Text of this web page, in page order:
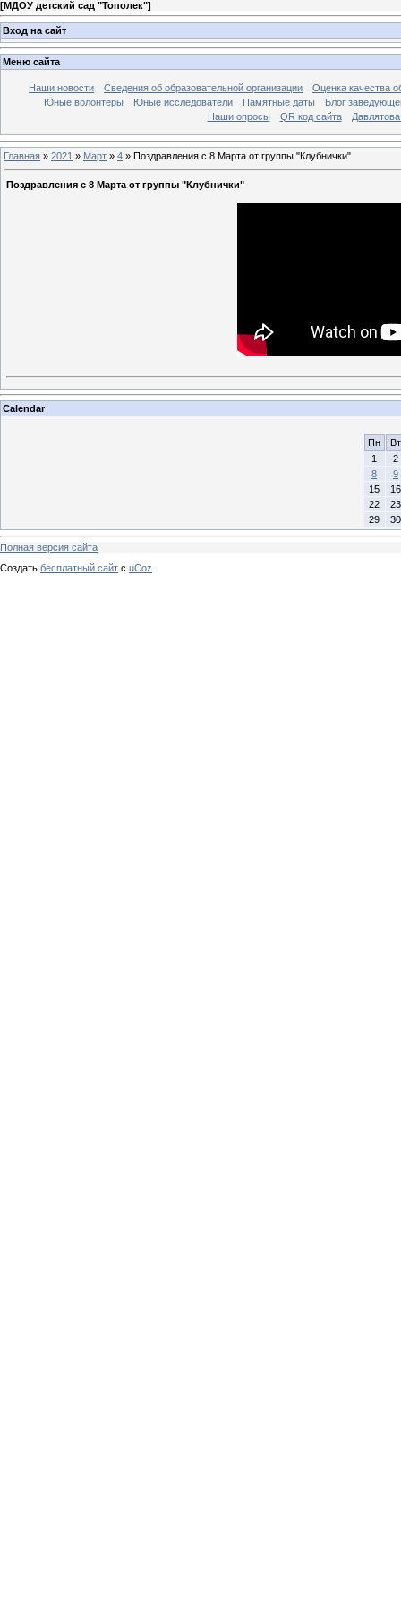
[МДОУ детский сад "Тополек"]
Вход на сайт
Меню сайта
Наши новости Сведения об образовательной организации
Оценка качества
Юные волонтеры
Юные исследователи Памятные даты
Блог
Наши опросы
QR код сайта
Главная » 2021 » Март » 4 » Поздравления с 8 Марта от группы "Клубнички"
Поздравления с 8 Марта от группы "Клубнички"
Calendar
Пн
Вт
1
2
8
9
15
16
22
23
29
30
Полная версия сайта
Создать бесплатный сайт с uCoz